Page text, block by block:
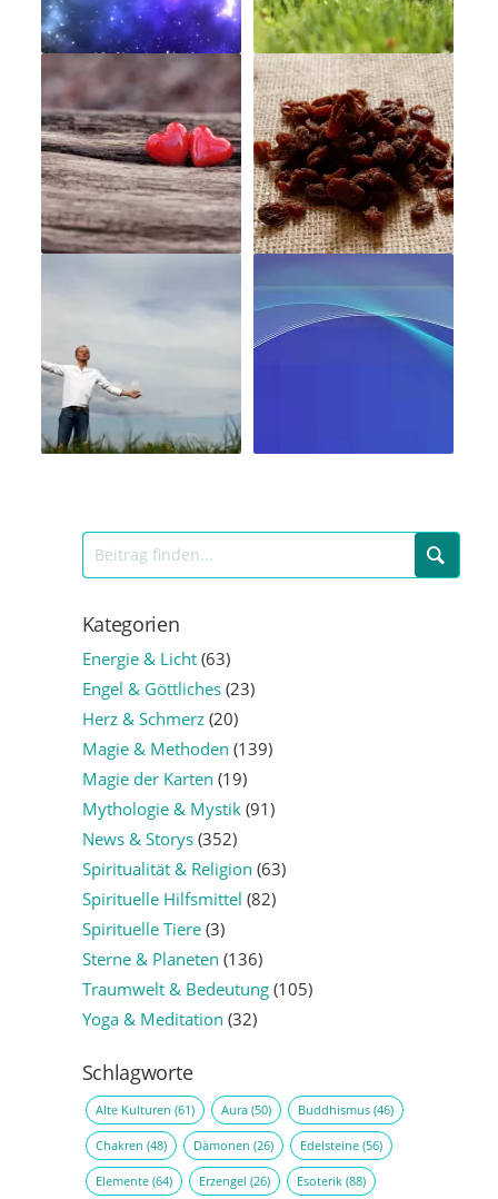
Kategorien
Energie & Licht(63)
Engel & Göttliches(23)
Herz & Schmerz(20)
Magie & Methoden (139)
Magie der Karten (19)
Mythologie & Mystik(91)
News & Storys(352)
Spiritualität & Religion (63)
Spirituelle Hilfsmittel (82)
Spirituelle Tiere(3)
Sterne & Planeten (136)
Traumwelt & Bedeutung(105)
Yoga & Meditation (32)
Schlagworte
Alte Kulturen (61) Aura(50) Buddhismus(46)
Chakren (48) Dämonen (26) Edelsteine(56)
Elemente(64) Erzengel (26) Esoterik(88)